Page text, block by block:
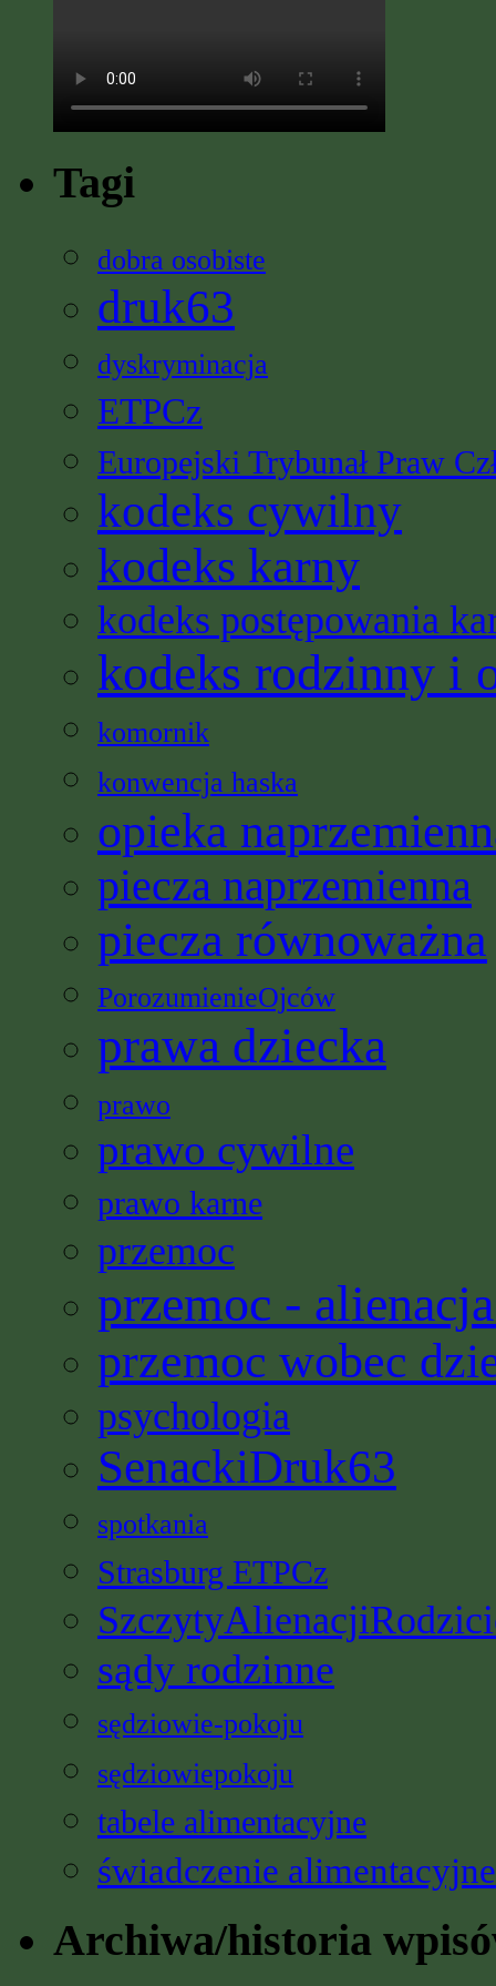
Tagi
dobra osobiste
druk63
dyskryminacja
ETPCz
Europejski Trybunał Praw
kodeks cywilny
kodeks karny
kodeks postępowania
kodeks rodzinny i
komornik
konwencja haska
opieka
piecza naprzemienna
piecza równoważna
PorozumienieOjców
prawa dziecka
prawo
prawo cywilne
prawo karne
przemoc
przemoc -
przemoc wobec
psychologia
SenackiDruk63
spotkania
Strasburg ETPCz
sądy rodzinne
sędziowie-pokoju
sędziowiepokoju
tabele alimentacyjne
świadczenie alimentacyjne
Archiwa/historia